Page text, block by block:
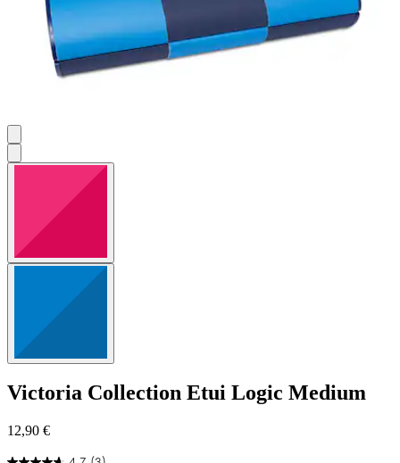
Victoria Collection Etui Logic Medium
12,90 €